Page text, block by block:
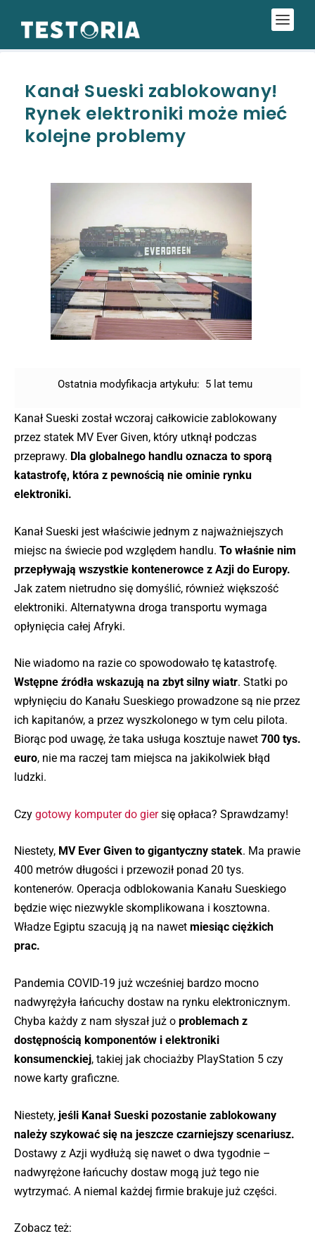
Kanał Sueski zablokowany!
Rynek elektroniki może mieć
kolejne problemy
Ostatnia modyfikacja artykułu: 5 lat temu
Kanał Sueski został wczoraj całkowicie zablokowany
przez statek MV Ever Given, który utknął podczas
przeprawy. Dla globalnego handlu oznacza to sporą
katastrofę, która z pewnością nie ominie rynku
elektroniki.
Kanał Sueski jest właściwie jednym z najważniejszych
miejsc na świecie pod względem handlu. To właśnie nim
przepływają wszystkie kontenerowce z Azji do Europy.
Jak zatem nietrudno się domyślić, również większość
elektroniki. Alternatywna droga transportu wymaga
opłynięcia całej Afryki.
Nie wiadomo na razie co spowodowało tę katastrofę.
Wstępne źródła wskazują na zbyt silny wiatr. Statki po
wpłynięciu do Kanału Sueskiego prowadzone są nie przez
ich kapitanów, a przez wyszkolonego w tym celu pilota.
Biorąc pod uwagę, że taka usługa kosztuje nawet 700 tys.
euro, nie ma raczej tam miejsca na jakikolwiek błąd
ludzki.
Czy gotowy komputer do giersię opłaca? Sprawdzamy!
Niestety, MV Ever Given to gigantyczny statek. Ma prawie
400 metrów długości i przewoził ponad 20 tys.
kontenerów. Operacja odblokowania Kanału Sueskiego
będzie więc niezwykle skomplikowana i kosztowna.
Władze Egiptu szacują ją na nawet miesiąc ciężkich
prac.
Pandemia COVID-19 już wcześniej bardzo mocno
nadwyrężyła łańcuchy dostaw na rynku elektronicznym.
Chyba każdy z nam słyszał już o problemach z
dostępnością komponentów i elektroniki
konsumenckiej, takiej jak chociażby PlayStation 5 czy
nowe karty graficzne.
Niestety, jeśli Kanał Sueski pozostanie zablokowany
należy szykować się na jeszcze czarniejszy scenariusz.
Dostawy z Azji wydłużą się nawet o dwa tygodnie –
nadwyrężone łańcuchy dostaw mogą już tego nie
wytrzymać. A niemal każdej firmie brakuje już części.
Zobacz też: